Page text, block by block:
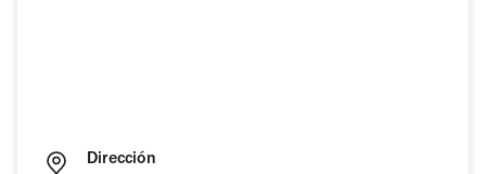
Dirección